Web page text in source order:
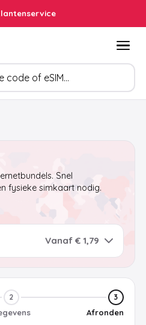
Snel
fysieke simkaart nodig.
Vanaf € 1,79
2 3
Afronden